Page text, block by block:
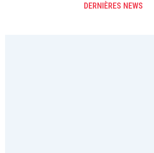
DERNIÈRES NEWS